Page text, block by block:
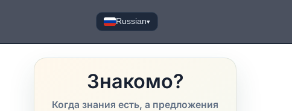
Russian▾
Знакомо?
Когда знания есть, а предложения